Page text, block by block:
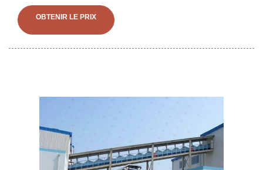
technologie d'extraction d'huile d'arachide/arachide la plus avancée
pour garantir un processus d'extraction d'huile d'arachide/arachide
d'arachide peuvent obtenir des arachides brutes.
OBTENIR LE PRIX